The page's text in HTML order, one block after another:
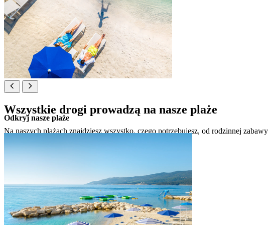
Wszystkie drogi prowadzą na nasze plaże
Na naszych plażach znajdziesz wszystko, czego potrzebujesz, od rodzinnej
Odkryj nasze plaże